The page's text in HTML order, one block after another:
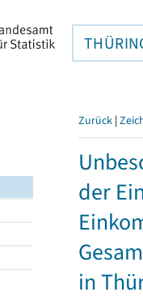
Zurück |
der
in